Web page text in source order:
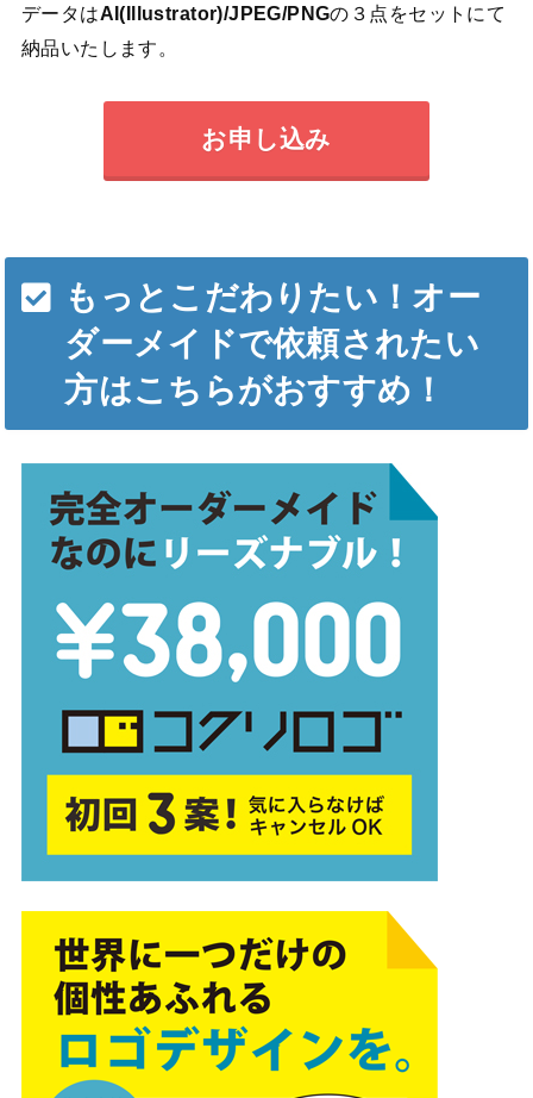
データはAI(Illustrator)/JPEG/PNGの３点をセットにて
納品いたします。
お申し込み
もっとこだわりたい！オー
ダーメイドで依頼されたい
方はこちらがおすすめ！